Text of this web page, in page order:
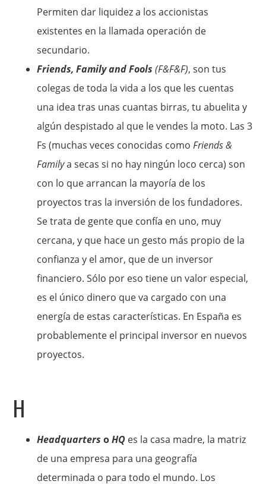
Permiten dar liquidez a los accionistas
existentes en la llamada operación de
secundario.
Friends, Family and Fools (F&F&F), son tus
colegas de toda la vida a los que les cuentas
una idea tras unas cuantas birras, tu abuelita y
algún despistado al que le vendes la moto. Las 3
Fs (muchas veces conocidas comoFriends &
Familya secas si no hay ningún loco cerca) son
con lo que arrancan la mayoría de los
proyectos tras la inversión de los fundadores.
Se trata de gente que confía en uno, muy
cercana, y que hace un gesto más propio de la
confianza y el amor, que de un inversor
financiero. Sólo por eso tiene un valor especial,
es el único dinero que va cargado con una
energía de estas características. En España es
probablemente el principal inversor en nuevos
proyectos.
H
Headquarters oHQ es la casa madre, la matriz
de una empresa para una geografía
determinada o para todo el mundo. Los